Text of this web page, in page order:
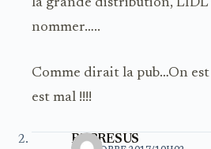
la grande distribution, LIDL
nommer…..
Comme dirait la pub…On
est mal !!!!
RUBRESUS